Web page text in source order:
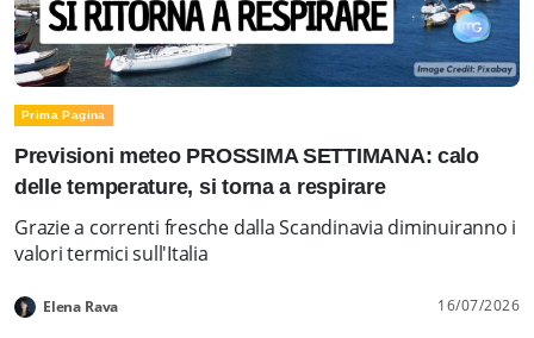
Prima Pagina
Previsioni meteo PROSSIMA SETTIMANA: calo
delle temperature, si torna a respirare
Grazie a correnti fresche dalla Scandinavia diminuiranno i
valori termici sull'Italia
Elena Rava 16/07/2026